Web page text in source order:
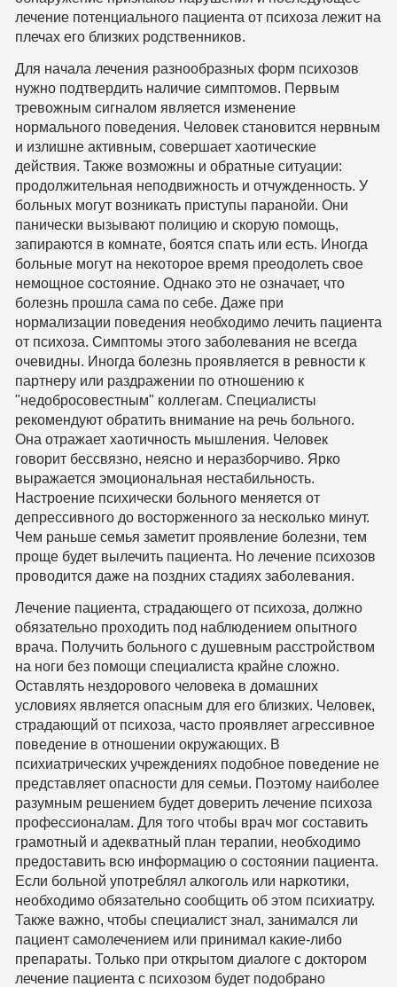
лечение потенциального пациента от психоза лежит на
плечах его близких родственников.
Для начала лечения разнообразных форм психозов
нужно подтвердить наличие симптомов. Первым
тревожным сигналом является изменение
нормального поведения. Человек становится нервным
и излишне активным, совершает хаотические
действия. Также возможны и обратные ситуации:
продолжительная неподвижность и отчужденность. У
больных могут возникать приступы паранойи. Они
панически вызывают полицию и скорую помощь,
запираются в комнате, боятся спать или есть. Иногда
больные могут на некоторое время преодолеть свое
немощное состояние. Однако это не означает, что
болезнь прошла сама по себе. Даже при
нормализации поведения необходимо лечить пациента
от психоза. Симптомы этого заболевания не всегда
очевидны. Иногда болезнь проявляется в ревности к
партнеру или раздражении по отношению к
"недобросовестным" коллегам. Специалисты
рекомендуют обратить внимание на речь больного.
Она отражает хаотичность мышления. Человек
говорит бессвязно, неясно и неразборчиво. Ярко
выражается эмоциональная нестабильность.
Настроение психически больного меняется от
депрессивного до восторженного за несколько минут.
Чем раньше семья заметит проявление болезни, тем
проще будет вылечить пациента. Но лечение психозов
проводится даже на поздних стадиях заболевания.
Лечение пациента, страдающего от психоза, должно
обязательно проходить под наблюдением опытного
врача. Получить больного с душевным расстройством
на ноги без помощи специалиста крайне сложно.
Оставлять нездорового человека в домашних
условиях является опасным для его близких. Человек,
страдающий от психоза, часто проявляет агрессивное
поведение в отношении окружающих. В
психиатрических учреждениях подобное поведение не
представляет опасности для семьи. Поэтому наиболее
разумным решением будет доверить лечение психоза
профессионалам. Для того чтобы врач мог составить
грамотный и адекватный план терапии, необходимо
предоставить всю информацию о состоянии пациента.
Если больной употреблял алкоголь или наркотики,
необходимо обязательно сообщить об этом психиатру.
Также важно, чтобы специалист знал, занимался ли
пациент самолечением или принимал какие-либо
препараты. Только при открытом диалоге с доктором
лечение пациента с психозом будет подобрано